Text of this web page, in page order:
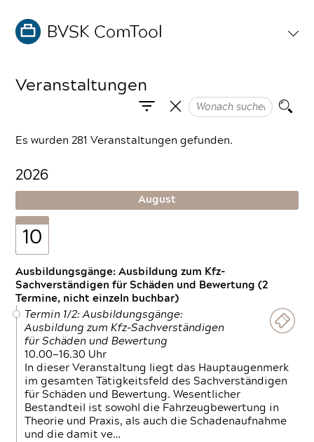
Veranstaltungen
Es wurden 281 Veranstaltungen gefunden.
2026
August
10
Ausbildungsgänge: Ausbildung zum Kfz-
Sachverständigen für Schäden und Bewertung (2
Termine, nicht einzeln buchbar)
Termin 1/2: Ausbildungsgänge:
Ausbildung zum Kfz-Sachverständigen
für Schäden und Bewertung
10.00—16.30 Uhr
In dieser Veranstaltung liegt das Hauptaugenmerk
im gesamten Tätigkeitsfeld des Sachverständigen
für Schäden und Bewertung. Wesentlicher
Bestandteil ist sowohl die Fahrzeugbewertung in
Theorie und Praxis, als auch die Schadenaufnahme
und die damit ve…